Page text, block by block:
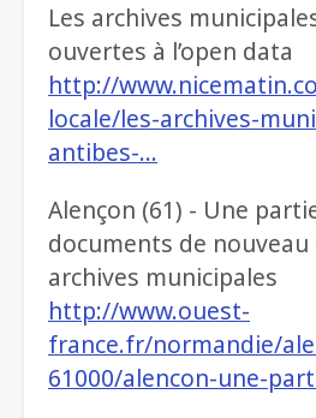
Les archives
ouvertes à l’open data
http://
locale/les-archives-
antibes-…
Alençon (61) - Une
documents de
archives municipales
http://www.ouest-
france.fr/normandie/
61000/alencon-une-